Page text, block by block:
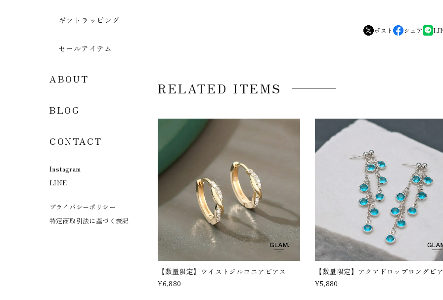
ギフトラッピング
セールアイテム
ABOUT
BLOG
CONTACT
Instagram
LINE
プライバシーポリシー
特定商取引法に基づく表記
ポスト シェア
RELATED ITEMS
【数量限定】ツイストジルコニアピアス
¥6,880
【数量限定】アクアドロップロングピ
¥5,880